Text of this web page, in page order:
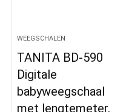
WEEGSCHALEN
TANITA BD-590
Digitale
babyweegschaal
met lengtemeter,